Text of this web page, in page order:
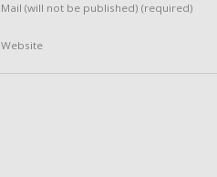
Mail (will not be published) (required)
Website